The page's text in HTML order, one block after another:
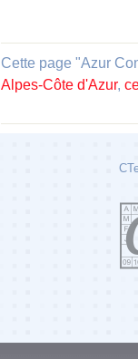
Cette page "Azur
Alpes-Côte d'Azur,